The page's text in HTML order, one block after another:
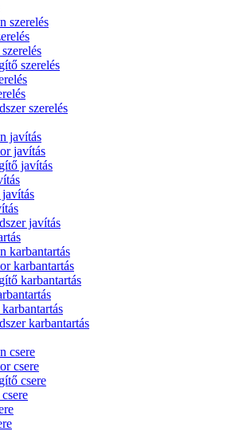
szerelés
szerelés
szerelés
javítás
javítás
javítás
javítás
karbantartás
karbantartás
karbantartás
karbantartás
csere
csere
csere